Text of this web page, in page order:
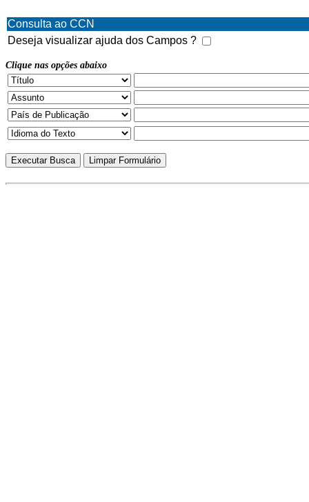
Consulta ao CCN
Deseja visualizar ajuda dos Campos ?
Clique nas opções abaixo